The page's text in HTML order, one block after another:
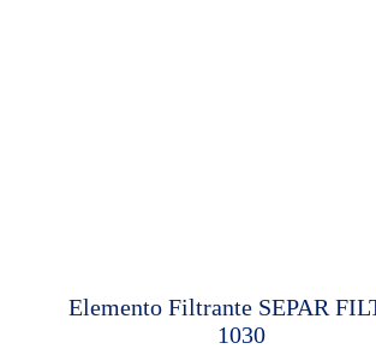
Elemento Filtrante SEPAR
1030